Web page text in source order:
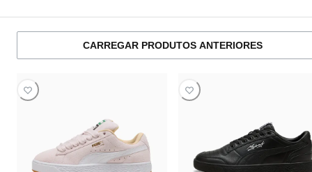
CARREGAR PRODUTOS ANTERIORES